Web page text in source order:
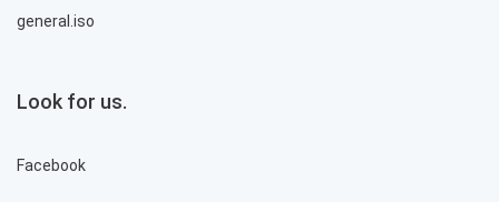
general.iso
Look for us.
Facebook